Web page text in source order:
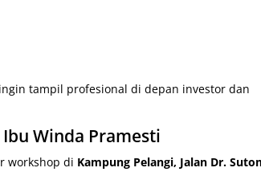
tampil profesional di depan investor dan
Winda Pramesti
workshop di Kampung Pelangi, Jalan Dr.